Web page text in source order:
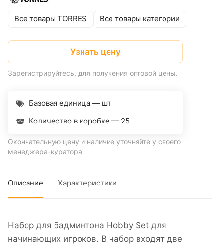
Все товары TORRES Все товары категории
Узнать цену
Зарегистрируйтесь, для получения оптовой цены.
Базовая единица — шт
Количество в коробке — 25
Окончательную цену и наличие уточняйте у своего
менеджера-куратора
Описание Характеристики
Набор для бадминтона Hobby Set для
начинающих игроков. В набор входят две